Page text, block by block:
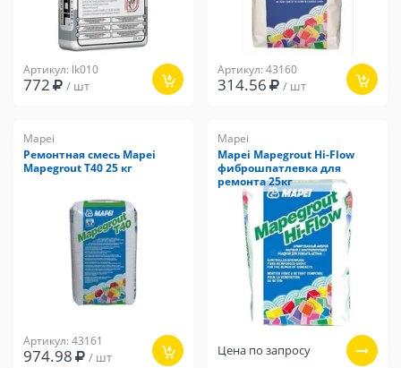
Артикул: lk010
772 / шт
Артикул: 43160
314.56 / шт
Mapei
Ремонтная смесь Mapei
Mapegrout T40 25 кг
Артикул: 43161
974.98 / шт
Mapei
Mapei Mapegrout Hi-Flow
фиброшпатлевка для
ремонта 25кг
Цена по запросу